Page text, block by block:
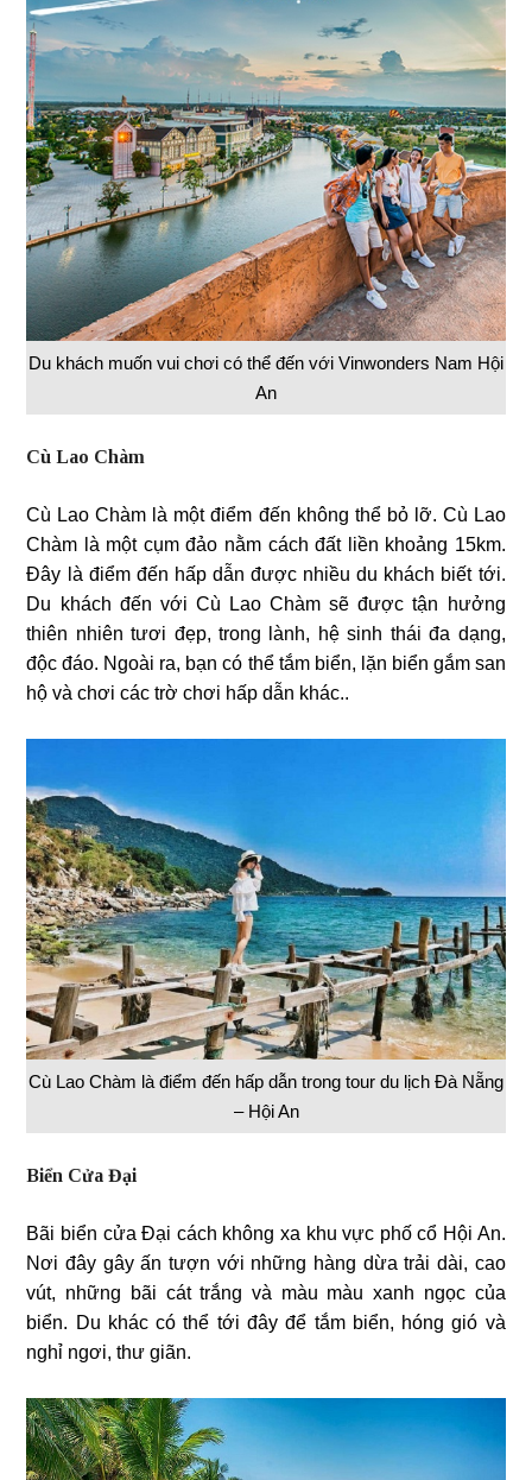
Du khách muốn vui chơi có thể đến với Vinwonders Nam Hội
An
Cù Lao Chàm
Cù Lao Chàm là một điểm đến không thể bỏ lỡ. Cù Lao
Chàm là một cụm đảo nằm cách đất liền khoảng 15km.
Đây là điểm đến hấp dẫn được nhiều du khách biết tới.
Du khách đến với Cù Lao Chàm sẽ được tận hưởng
thiên nhiên tươi đẹp, trong lành, hệ sinh thái đa dạng,
độc đáo. Ngoài ra, bạn có thể tắm biển, lặn biển gắm san
hộ và chơi các trờ chơi hấp dẫn khác..
Cù Lao Chàm là điểm đến hấp dẫn trong tour du lịch Đà Nẵng
– Hội An
Biển Cửa Đại
Bãi biển cửa Đại cách không xa khu vực phố cổ Hội An.
Nơi đây gây ấn tượn với những hàng dừa trải dài, cao
vút, những bãi cát trắng và màu màu xanh ngọc của
biển. Du khác có thể tới đây để tắm biển, hóng gió và
nghỉ ngơi, thư giãn.